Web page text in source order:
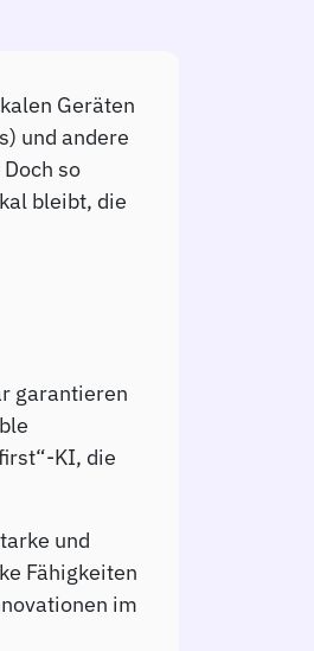
Geräten
und andere
so
bleibt, die
garantieren
KI, die
und
Fähigkeiten
im